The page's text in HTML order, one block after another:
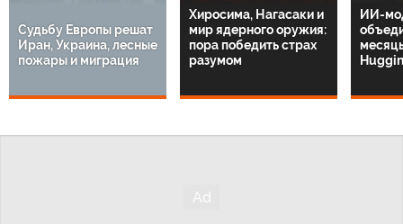
Судьбу Европы решат
Иран, Украина, лесные
пожары и миграция
Хиросима, Нагасаки и
мир ядерного оружия:
пора победить страх
разумом
ИИ-